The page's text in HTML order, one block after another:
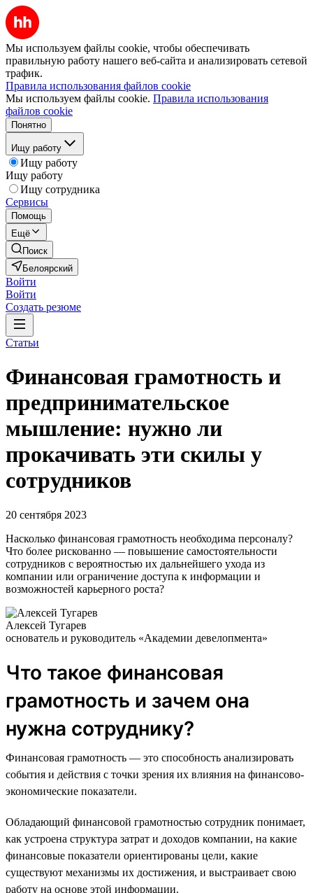
Мы используем файлы cookie, чтобы обеспечивать
правильную работу нашего веб-сайта и анализировать сетевой
трафик.
Правила использования файлов cookie
Мы используем файлы cookie. Правила использования
файлов cookie
Понятно
Ищу работу
Ищу работу
Ищу работу
Ищу сотрудника
Сервисы
Помощь
Ещё
Поиск
Белоярский
Войти
Войти
Создать резюме
Статьи
Финансовая грамотность и
предпринимательское
мышление: нужно ли
прокачивать эти скилы у
сотрудников
20 сентября 2023
Насколько финансовая грамотность необходима персоналу?
Что более рискованно — повышение самостоятельности
сотрудников с вероятностью их дальнейшего ухода из
компании или ограничение доступа к информации и
возможностей карьерного роста?
Алексей Тугарев
основатель и руководитель «Академии девелопмента»
Что такое финансовая
грамотность и зачем она
нужна сотруднику?
Финансовая грамотность — это способность анализировать
события и действия с точки зрения их влияния на финансово-
экономические показатели.
Обладающий финансовой грамотностью сотрудник понимает,
как устроена структура затрат и доходов компании, на какие
финансовые показатели ориентированы цели, какие
существуют механизмы их достижения, и выстраивает свою
работу на основе этой информации.